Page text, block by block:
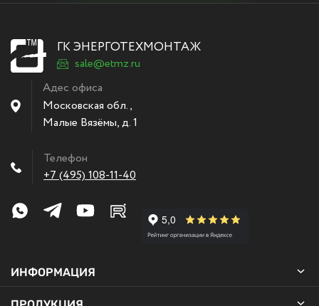
ГК ЭНЕРГОТЕХМОНТАЖ
sale@etmz.ru
Адес офиса
Московская обл.,
Малые Вязёмы,д. 1
Телефон
+7 (495) 108-11-40
ИНФОРМАЦИЯ